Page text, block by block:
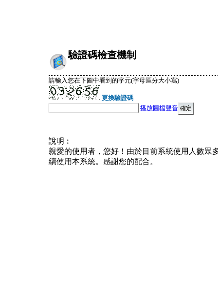
驗證碼檢查機制
請輸入您在下圖中看到的字元(字母區分大小寫)
更換驗證碼
播放圖檔聲音
說明︰
親愛的使用者，您好！由於目前系統使用人數眾
續使用本系統。感謝您的配合。